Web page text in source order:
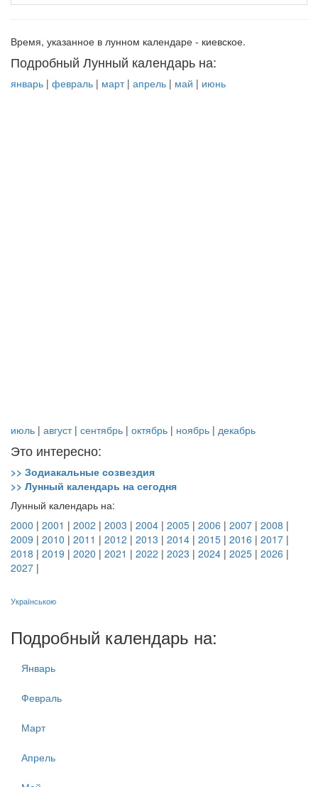
Время, указанное в лунном календаре - киевское.
Подробный Лунный календарь на:
январь | февраль | март| апрель | май | июнь
июль | август| сентябрь | октябрь | ноябрь | декабрь
Это интересно:
>> Зодиакальные созвездия
>> Лунный календарь на сегодня
Лунный календарь на:
2000 | 2001 | 2002 | 2003 | 2004 | 2005 | 2006 | 2007 | 2008 |
2009 | 2010 | 2011 | 2012 | 2013 | 2014 | 2015 | 2016 | 2017 |
2018 | 2019 | 2020 | 2021 | 2022 | 2023 | 2024 | 2025 | 2026 |
2027 |
Українською
Подробный календарь на:
Январь
Февраль
Март
Апрель